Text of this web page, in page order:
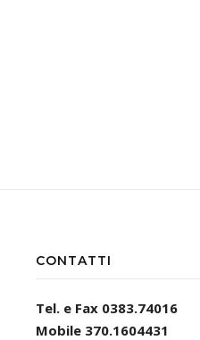
CONTATTI
Tel. e Fax 0383.74016
Mobile 370.1604431